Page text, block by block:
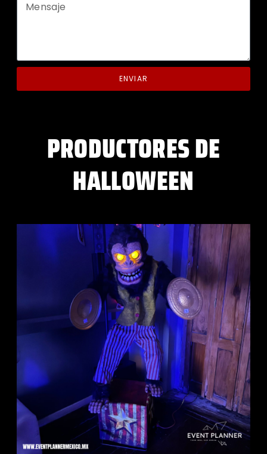
ENVIAR
PRODUCTORES DE
HALLOWEEN